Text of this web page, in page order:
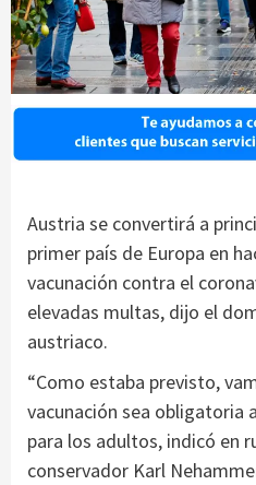
Austria se convertirá a
primer país de Europa en
vacunación contra el
elevadas multas, dijo el
austriaco.
“Como estaba previsto,
vacunación sea obligatoria
para los adultos, indicó en
conservador Karl